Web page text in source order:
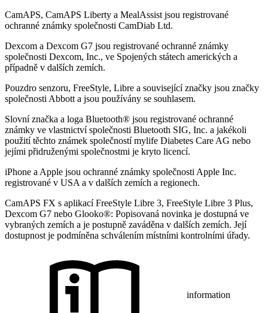
CamAPS, CamAPS Liberty a MealAssist jsou registrované
ochranné známky společnosti CamDiab Ltd.
Dexcom a Dexcom G7 jsou registrované ochranné známky
společnosti Dexcom, Inc., ve Spojených státech amerických a
případně v dalších zemích.
Pouzdro senzoru, FreeStyle, Libre a související značky jsou značky
společnosti Abbott a jsou používány se souhlasem.
Slovní značka a loga Bluetooth® jsou registrované ochranné
známky ve vlastnictví společnosti Bluetooth SIG, Inc. a jakékoli
použití těchto známek společností mylife Diabetes Care AG nebo
jejími přidruženými společnostmi je kryto licencí.
iPhone a Apple jsou ochranné známky společnosti Apple Inc.
registrované v USA a v dalších zemích a regionech.
CamAPS FX s aplikací FreeStyle Libre 3, FreeStyle Libre 3 Plus,
Dexcom G7 nebo Glooko®: Popisovaná novinka je dostupná ve
vybraných zemích a je postupně zaváděna v dalších zemích. Její
dostupnost je podmíněna schválením místními kontrolními úřady.
information